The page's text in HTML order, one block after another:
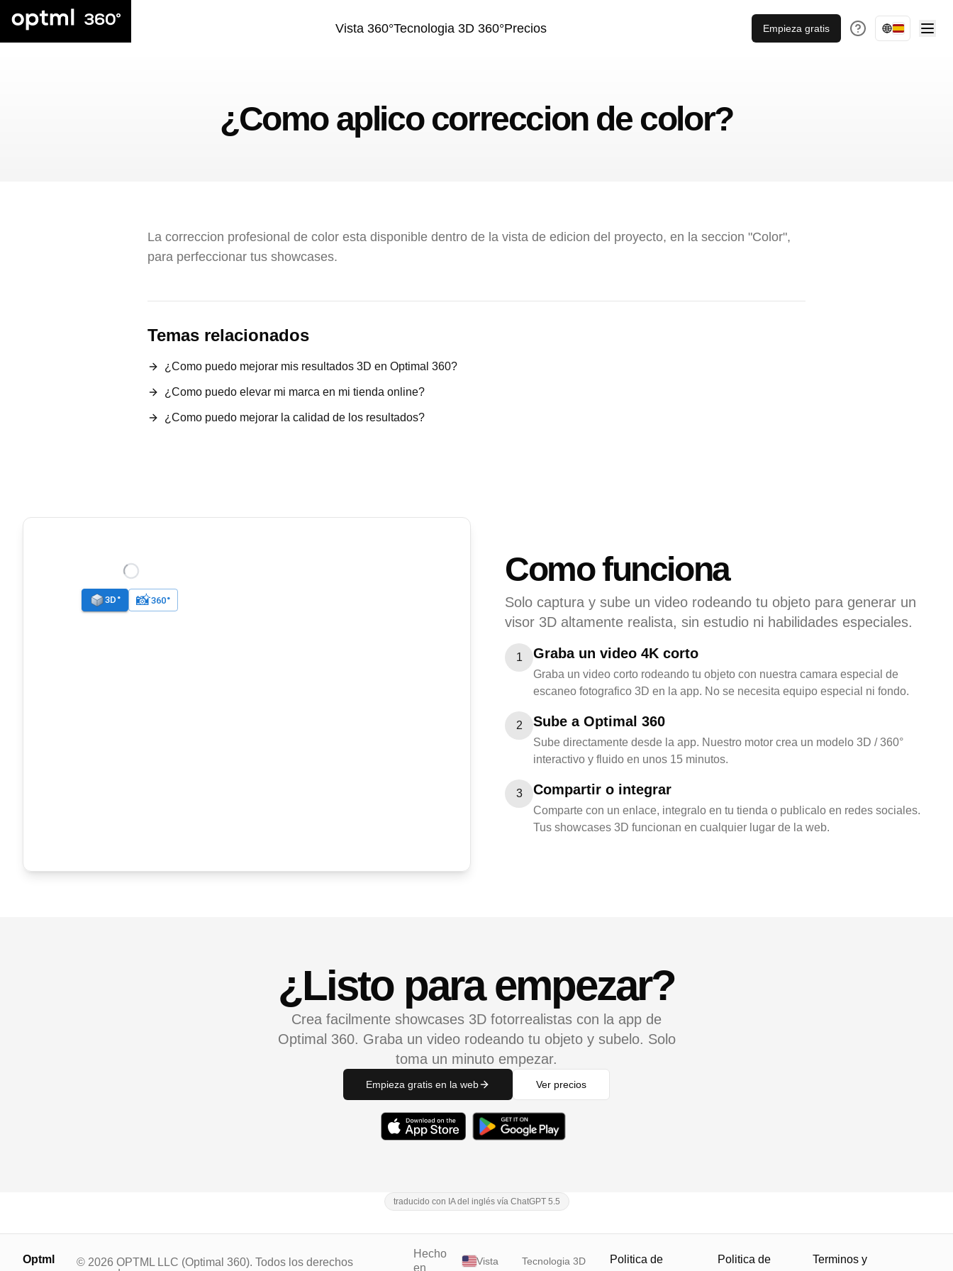
Vista 360°Tecnologia 3D 360°Precios Empieza gratis
¿Como aplico correccion de color?
La correccion profesional de color esta disponible dentro de la vista de edicion del proyecto, en la seccion "Color",
para perfeccionar tus showcases.
Temas relacionados
¿Como puedo mejorar mis resultados 3D en Optimal 360?
¿Como puedo elevar mi marca en mi tienda online?
¿Como puedo mejorar la calidad de los resultados?
Como funciona
Solo captura y sube un video rodeando tu objeto para generar un
visor 3D altamente realista, sin estudio ni habilidades especiales.
1 Graba un video 4K corto
Graba un video corto rodeando tu objeto con nuestra camara especial de
escaneo fotografico 3D en la app. No se necesita equipo especial ni fondo.
2 Sube a Optimal 360
Sube directamente desde la app. Nuestro motor crea un modelo 3D / 360°
interactivo y fluido en unos 15 minutos.
3 Compartir o integrar
Comparte con un enlace, integralo en tu tienda o publicalo en redes sociales.
Tus showcases 3D funcionan en cualquier lugar de la web.
¿Listo para empezar?
Crea facilmente showcases 3D fotorrealistas con la app de
Optimal 360. Graba un video rodeando tu objeto y subelo. Solo
toma un minuto empezar.
Empieza gratis en la web Ver precios
traducido con IA del inglés vía ChatGPT 5.5
Optml
© 2026 OPTML LLC (Optimal 360). Todos los derechos
Hecho
en
Vista
Tecnologia 3D
Politica de
Politica de
Terminos y